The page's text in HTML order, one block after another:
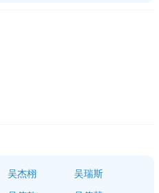
吴杰栩
吴瑞斯